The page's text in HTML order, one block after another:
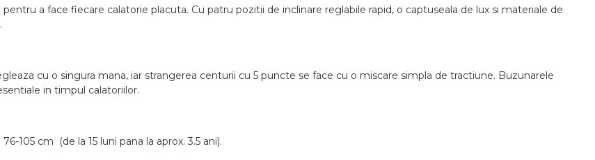
a face fiecare calatorie placuta. Cu patru pozitii de inclinare reglabile rapid, o captuseala de lux si materiale de
cu o singura mana, iar strangerea centurii cu 5 puncte se face cu o miscare simpla de tractiune. Buzunarele
in timpul calatoriilor.
105 cm (de la 15 luni pana la aprox. 3.5 ani).